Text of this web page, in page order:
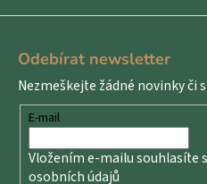
Odebírat newsletter
Nezmeškejte žádné novinky či
E-mail
Vložením e-mailu souhlasíte s
osobních údajů